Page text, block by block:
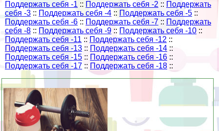
Поддержать себя -1 :: Поддержать себя -2 :: Поддержать
себя -3 :: Поддержать себя -4 :: Поддержать себя -5 ::
Поддержать себя -6 :: Поддержать себя -7 :: Поддержать
себя -8 :: Поддержать себя -9 :: Поддержать себя -10 ::
Поддержать себя -11 :: Поддержать себя -12 ::
Поддержать себя -13 :: Поддержать себя -14 ::
Поддержать себя -15 :: Поддержать себя -16 ::
Поддержать себя -17 :: Поддержать себя -18 ::